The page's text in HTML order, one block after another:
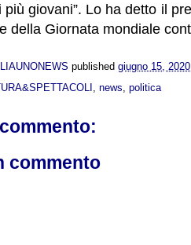
più giovani”. Lo ha detto il
della Giornata mondiale
published giugno 15, 2020
news politica
commento